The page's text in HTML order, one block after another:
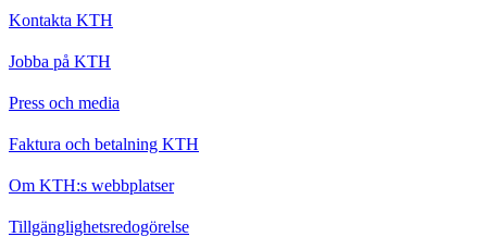
Kontakta KTH
Jobba på KTH
Press och media
Faktura och betalning KTH
Om KTH:s webbplatser
Tillgänglighetsredogörelse